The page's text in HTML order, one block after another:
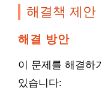
해결책 제안
해결 방안
이 문제를 해결하
있습니다: